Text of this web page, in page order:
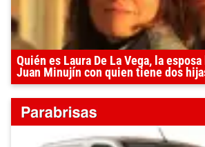
Quién es Laura De La Vega, la
Juan Minujín con quien tiene dos